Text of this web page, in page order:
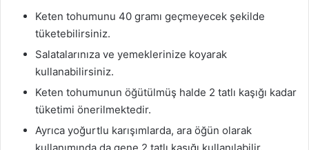
Keten tohumunu 40 gramı geçmeyecek şekilde
tüketebilirsiniz.
Salatalarınıza ve yemeklerinize koyarak
kullanabilirsiniz.
Keten tohumunun öğütülmüş halde 2 tatlı kaşığı kadar
tüketimi önerilmektedir.
Ayrıca yoğurtlu karışımlarda, ara öğün olarak